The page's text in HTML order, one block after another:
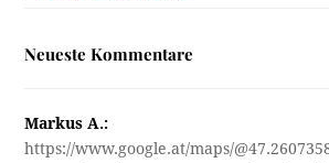
Neueste Kommentare
Markus A.:
https://www.google.at/maps/